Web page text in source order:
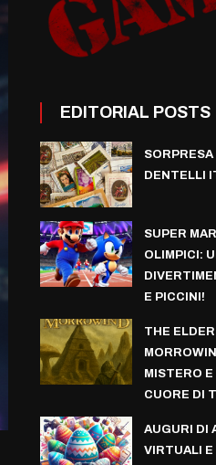
EDITORIAL POSTS
DENTELLI
SUPER
OLIMPICI:
E PICCINI!
THE
MISTERO
CUORE DI
AUGURI DI
VIRTUALI